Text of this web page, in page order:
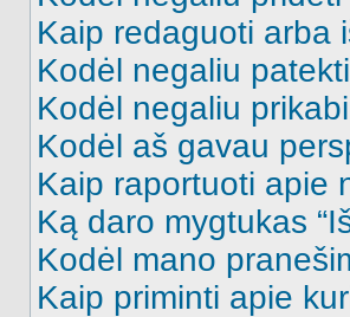
Kaip redaguoti arba
Kodėl negaliu
Kodėl negaliu
Kodėl aš gavau
Kaip raportuoti apie
Ką daro mygtukas
Kodėl mano
Kaip priminti apie